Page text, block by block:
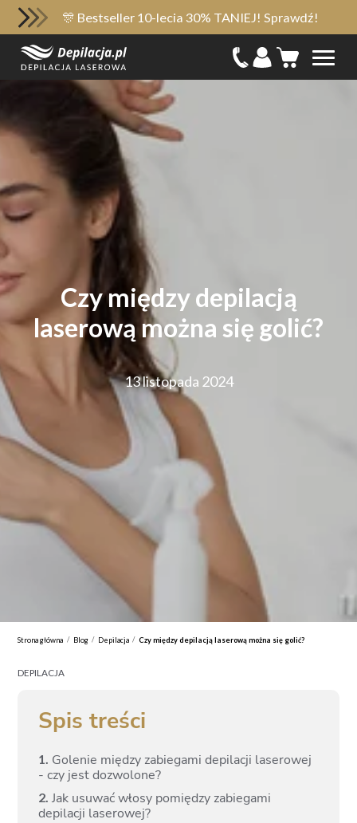
🎊 Bestseller 10-lecia 30% TANIEJ! Sprawdź!
Czy między depilacją
laserową można się golić?
13 listopada 2024
Strona główna / Blog / Depilacja / Czy między depilacją laserową można się golić?
DEPILACJA
Spis treści
1.
Golenie między zabiegami depilacji laserowej
- czy jest dozwolone?
2. Jak usuwać włosy pomiędzy zabiegami
depilacji laserowej?